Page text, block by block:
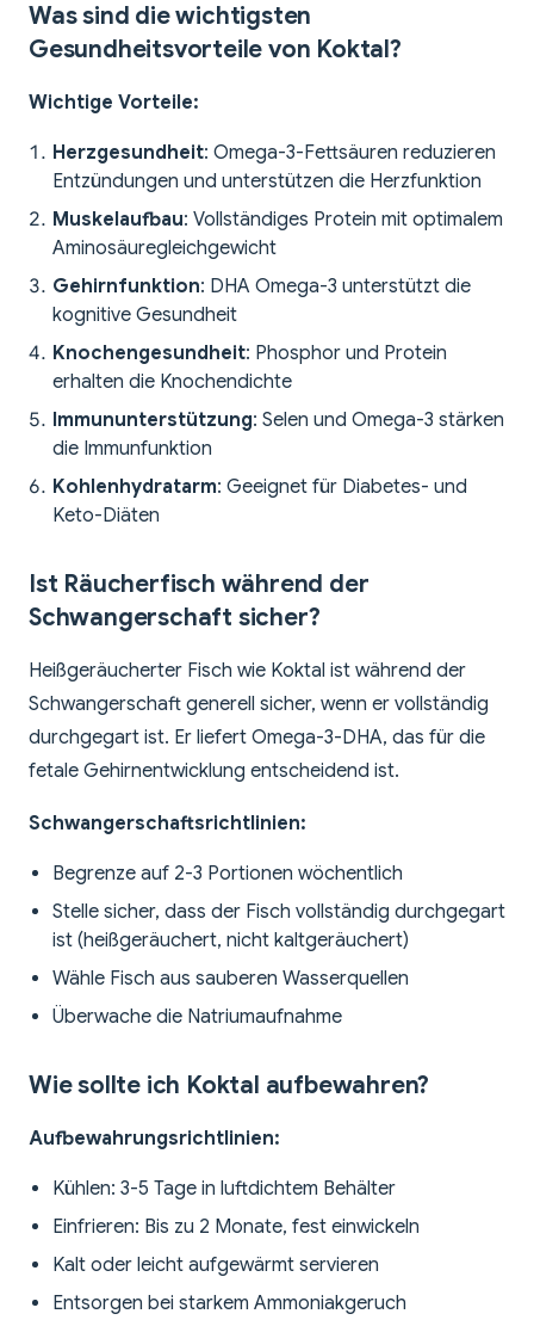
Was sind die wichtigsten
Gesundheitsvorteile von Koktal?
Wichtige Vorteile:
Herzgesundheit: Omega-3-Fettsäuren reduzieren
Entzündungen und unterstützen die Herzfunktion
Muskelaufbau: Vollständiges Protein mit optimalem
Aminosäuregleichgewicht
Gehirnfunktion: DHA Omega-3 unterstützt die
kognitive Gesundheit
Knochengesundheit: Phosphor und Protein
erhalten die Knochendichte
Immununterstützung: Selen und Omega-3 stärken
die Immunfunktion
Kohlenhydratarm: Geeignet für Diabetes- und
Keto-Diäten
Ist Räucherfisch während der
Schwangerschaft sicher?
Heißgeräucherter Fisch wie Koktal ist während der
Schwangerschaft generell sicher, wenn er vollständig
durchgegart ist. Er liefert Omega-3-DHA, das für die
fetale Gehirnentwicklung entscheidend ist.
Schwangerschaftsrichtlinien:
Begrenze auf 2-3 Portionen wöchentlich
Stelle sicher, dass der Fisch vollständig durchgegart
ist (heißgeräuchert, nicht kaltgeräuchert)
Wähle Fisch aus sauberen Wasserquellen
Überwache die Natriumaufnahme
Wie sollte ich Koktal aufbewahren?
Aufbewahrungsrichtlinien:
Kühlen: 3-5 Tage in luftdichtem Behälter
Einfrieren: Bis zu 2 Monate, fest einwickeln
Kalt oder leicht aufgewärmt servieren
Entsorgen bei starkem Ammoniakgeruch